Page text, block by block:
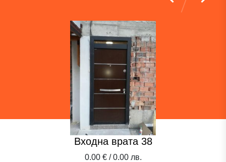
Входна врата 38
0.00 € / 0.00 лв.